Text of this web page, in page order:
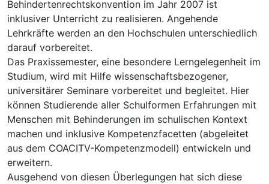
Behindertenrechtskonvention im Jahr 2007 ist
inklusiver Unterricht zu realisieren. Angehende
Lehrkräfte werden an den Hochschulen unterschiedlich
darauf vorbereitet.
Das Praxissemester, eine besondere Lerngelegenheit im
Studium, wird mit Hilfe wissenschaftsbezogener,
universitärer Seminare vorbereitet und begleitet. Hier
können Studierende aller Schulformen Erfahrungen mit
Menschen mit Behinderungen im schulischen Kontext
machen und inklusive Kompetenzfacetten (abgeleitet
aus dem COACITV-Kompetenzmodell) entwickeln und
erweitern.
Ausgehend von diesen Überlegungen hat sich diese